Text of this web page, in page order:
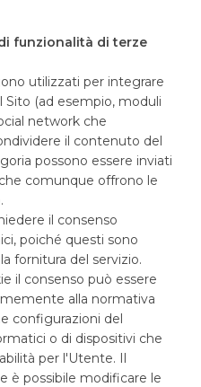
funzionalità di terze
utilizzati per integrare
(ad esempio, moduli
network che
il contenuto del
possono essere inviati
comunque offrono le
il consenso
poiché questi sono
fornitura del servizio.
il consenso può essere
alla normativa
configurazioni del
o di dispositivi che
per l'Utente. Il
è possibile modificare le